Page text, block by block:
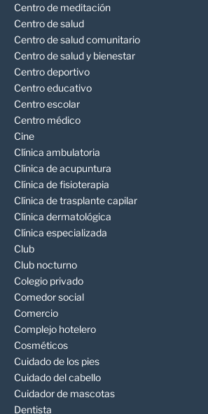
Centro de meditación
Centro de salud
Centro de salud comunitario
Centro de salud y bienestar
Centro deportivo
Centro educativo
Centro escolar
Centro médico
Cine
Clínica ambulatoria
Clínica de acupuntura
Clínica de fisioterapia
Clínica de trasplante capilar
Clínica dermatológica
Clínica especializada
Club
Club nocturno
Colegio privado
Comedor social
Comercio
Complejo hotelero
Cosméticos
Cuidado de los pies
Cuidado del cabello
Cuidador de mascotas
Dentista